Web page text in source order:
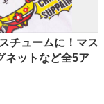
チュームに！マス
ネットなど全5ア